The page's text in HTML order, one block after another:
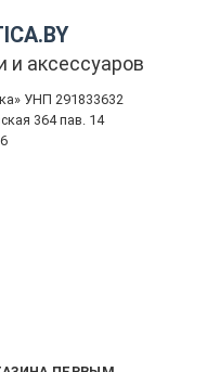
и аксессуаров
УНП 291833632
364 пав. 14